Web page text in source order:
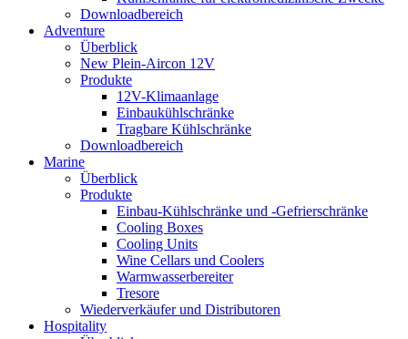
Downloadbereich
Adventure
Überblick
New Plein-Aircon 12V
Produkte
12V-Klimaanlage
Einbaukühlschränke
Tragbare Kühlschränke
Downloadbereich
Marine
Überblick
Produkte
Einbau-Kühlschränke und -Gefrierschränke
Cooling Boxes
Cooling Units
Wine Cellars und Coolers
Warmwasserbereiter
Tresore
Wiederverkäufer und Distributoren
Hospitality